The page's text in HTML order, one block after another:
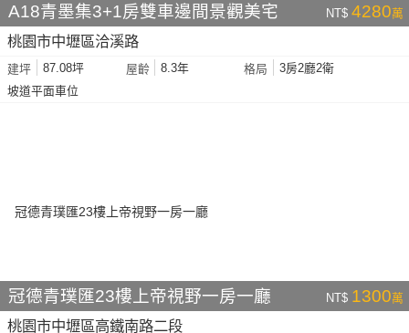
A18青墨集3+1房雙車邊間景觀美宅 NT$ 4280萬
桃園市中壢區洽溪路
建坪 87.08坪 屋齡 8.3年 格局
3房2廳2衛
坡道平面車位
冠德青璞匯23樓上帝視野一房一廳 NT$ 1300萬
桃園市中壢區高鐵南路二段